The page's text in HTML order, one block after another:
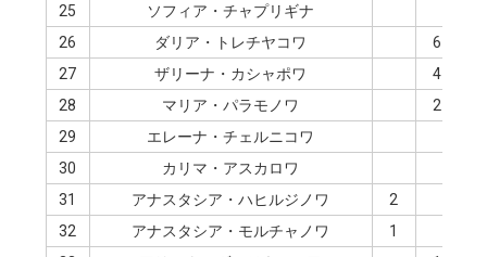
25
ソフィア・チャプリギナ
26
ダリア・トレチヤコワ
6
27
ザリーナ・カシャポワ
4
28
マリア・パラモノワ
2
29
エレーナ・チェルニコワ
30
カリマ・アスカロワ
31
アナスタシア・ハヒルジノワ
2
32
アナスタシア・モルチャノワ 1